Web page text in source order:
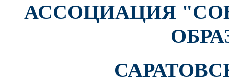
АССОЦИАЦИЯ